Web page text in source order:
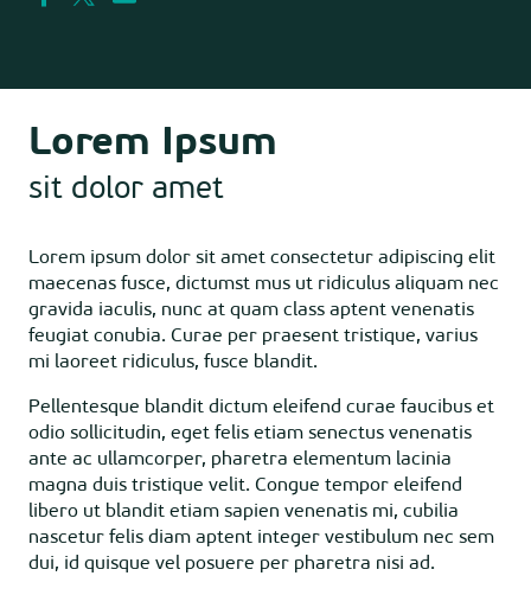
Lorem Ipsum
sit dolor amet
Lorem ipsum dolor sit amet consectetur adipiscing elit
maecenas fusce, dictumst mus ut ridiculus aliquam nec
gravida iaculis, nunc at quam class aptent venenatis
feugiat conubia. Curae per praesent tristique, varius
mi laoreet ridiculus, fusce blandit.
Pellentesque blandit dictum eleifend curae faucibus et
odio sollicitudin, eget felis etiam senectus venenatis
ante ac ullamcorper, pharetra elementum lacinia
magna duis tristique velit. Congue tempor eleifend
libero ut blandit etiam sapien venenatis mi, cubilia
nascetur felis diam aptent integer vestibulum nec sem
dui, id quisque vel posuere per pharetra nisi ad.